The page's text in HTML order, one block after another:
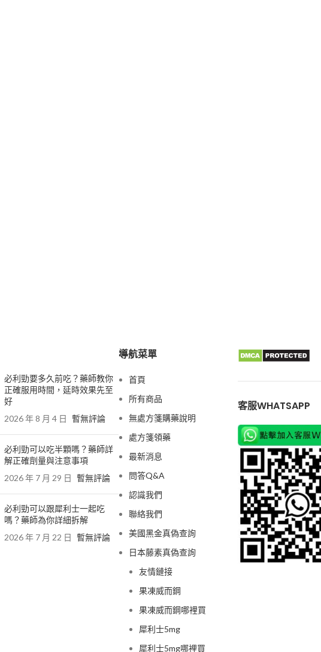
必利勁要多久前吃？藥師教你
正確服用時間，延時效果先至
好
2026 年 8 月 4 日 暫無評論
必利勁可以吃半顆嗎？藥師詳
解正確劑量與注意事項
2026 年 7 月 29 日 暫無評論
必利勁可以跟犀利士一起吃
嗎？藥師為你詳細拆解
2026 年 7 月 22 日 暫無評論
導航菜單
首頁
所有商品
無處方箋購藥說明
處方箋領藥
最新消息
問答Q&A
認識我們
聯絡我們
美國黑金真偽查詢
日本藤素真偽查詢
友情鏈接
果凍威而鋼
果凍威而鋼哪裡買
犀利士5mg
犀利士5mg哪裡買
客服WHATSAPP